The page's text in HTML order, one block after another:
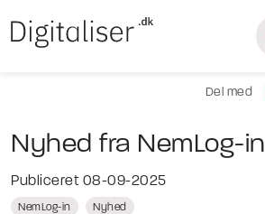
Del med
Nyhed fra NemLog-in
Publiceret 08-09-2025
NemLog-in Nyhed